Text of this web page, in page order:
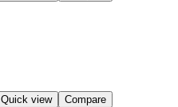
Quick view Compare